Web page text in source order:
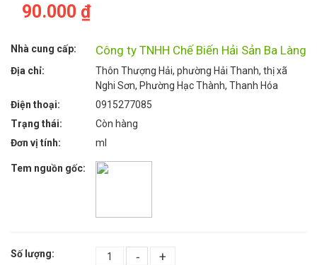
90.000 ₫
Nhà cung cấp: Công ty TNHH Chế Biến Hải Sản Ba Làng
Địa chỉ:
Thôn Thượng Hải, phường Hải Thanh, thị xã
Nghi Sơn, Phường Hạc Thành, Thanh Hóa
Điện thoại:
0915277085
Trạng thái:
Còn hàng
Đơn vị tính:
ml
Tem nguồn gốc:
Số lượng: - +